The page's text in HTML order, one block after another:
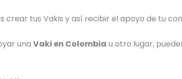
crear tus Vakis y así recibir el apoyo de tu
una Vaki en Colombia u otro lugar,